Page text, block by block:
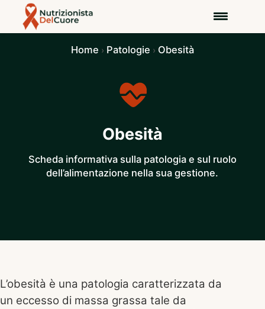
Home › Patologie › Obesità
Obesità
Scheda informativa sulla patologia e sul ruolo
dell’alimentazione nella sua gestione.
L’obesità è una patologia caratterizzata da
un eccesso di massa grassa tale da